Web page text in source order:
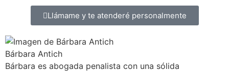
Llámame y te atenderé personalmente
Bárbara Antich
Bárbara es abogada penalista con una sólida